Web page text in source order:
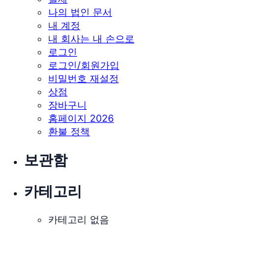
나의 법인 문서
내 계정
내 회사는 내 손으로
로그인
로그인/회원가입
비밀번호 재설정
상점
장바구니
홈페이지 2026
환불 정책
보관함
카테고리
카테고리 없음